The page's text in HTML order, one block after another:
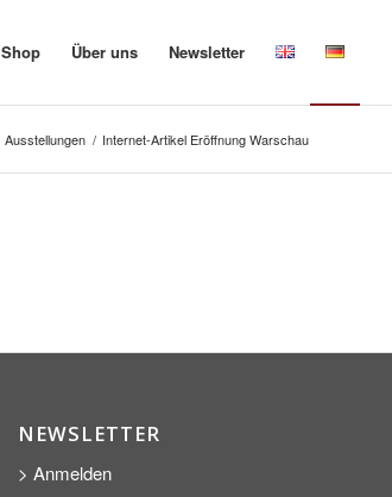
Shop Über uns Newsletter
Ausstellungen / Internet-Artikel Eröffnung Warschau
NEWSLETTER
> Anmelden